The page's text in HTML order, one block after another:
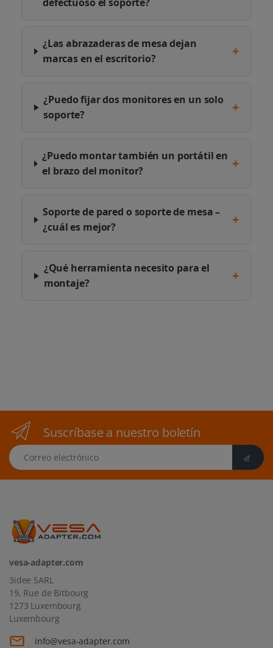
¿Las abrazaderas de mesa dejan
marcas en el escritorio?
+
¿Puedo fijar dos monitores en un solo
soporte?
+
¿Puedo montar también un portátil en
el brazo del monitor?
+
Soporte de pared o soporte de mesa –
¿cuál es mejor?
+
¿Qué herramienta necesito para el
montaje?
+
Suscríbase a nuestro boletín
Correo electrónico
vesa-adapter.com
3idee SARL
19, Rue de Bitbourg
1273 Luxembourg
Luxembourg
info@vesa-adapter.com